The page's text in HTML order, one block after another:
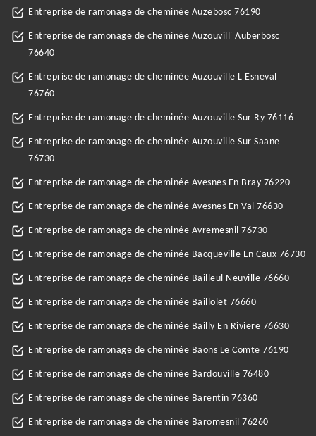
Entreprise de ramonage de cheminée Auzebosc 76190
Entreprise de ramonage de cheminée Auzouvill' Auberbosc
76640
Entreprise de ramonage de cheminée Auzouville L Esneval
76760
Entreprise de ramonage de cheminée Auzouville Sur Ry 76116
Entreprise de ramonage de cheminée Auzouville Sur Saane
76730
Entreprise de ramonage de cheminée Avesnes En Bray 76220
Entreprise de ramonage de cheminée Avesnes En Val 76630
Entreprise de ramonage de cheminée Avremesnil 76730
Entreprise de ramonage de cheminée Bacqueville En Caux 76730
Entreprise de ramonage de cheminée Bailleul Neuville 76660
Entreprise de ramonage de cheminée Baillolet 76660
Entreprise de ramonage de cheminée Bailly En Riviere 76630
Entreprise de ramonage de cheminée Baons Le Comte 76190
Entreprise de ramonage de cheminée Bardouville 76480
Entreprise de ramonage de cheminée Barentin 76360
Entreprise de ramonage de cheminée Baromesnil 76260